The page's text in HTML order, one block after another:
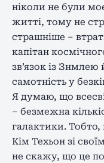
ніколи не були
житті, тому не
страшніше –
капітан
зв’язок із
самотність у
Я думаю, що
– безмежна
галактики. Тобто,
Кім Техьон зі
не скажу, що це